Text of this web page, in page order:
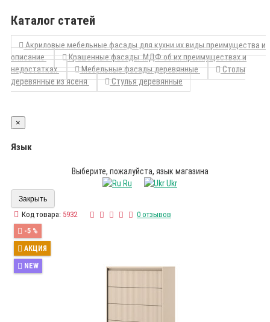
Каталог статей
Акриловые мебельные фасады для кухни их виды преимущества и
описание
Крашенные фасады МДФ об их преимуществах и
недостатках
Мебельные фасады деревянные
Столы
деревянные из ясеня
Стулья деревянные
×
Язык
Выберите, пожалуйста, язык магазина
Ru
Ukr
Закрыть
Код товара: 5932 0 отзывов
-5 %
АКЦИЯ
NEW